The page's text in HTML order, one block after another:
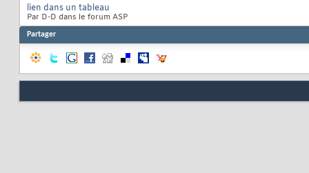
lien dans un tableau
Par D-D dans le forum ASP
Partager